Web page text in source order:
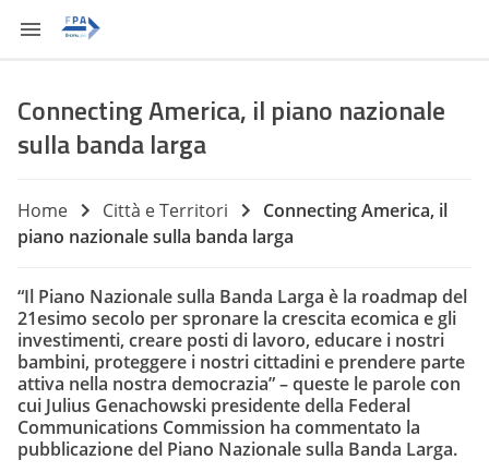
Connecting America, il piano nazionale
sulla banda larga
Home Città e Territori
Connecting America, il
piano nazionale sulla banda larga
“Il Piano Nazionale sulla Banda Larga è la roadmap del
21esimo secolo per spronare la crescita ecomica e gli
investimenti, creare posti di lavoro, educare i nostri
bambini, proteggere i nostri cittadini e prendere parte
attiva nella nostra democrazia” – queste le parole con
cui Julius Genachowski presidente della Federal
Communications Commission ha commentato la
pubblicazione del Piano Nazionale sulla Banda Larga.